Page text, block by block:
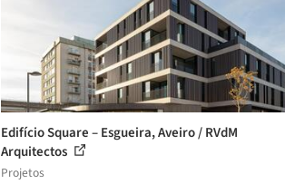
Edifício Square – Esgueira, Aveiro / RVdM
Arquitectos
Projetos